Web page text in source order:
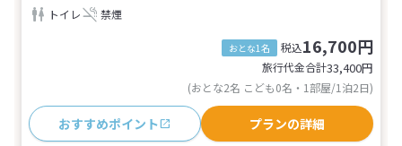
トイレ
禁煙
おとな1名 税込16,700円
旅行代金合計33,400円
(おとな2名 こども0名・1部屋/1泊2日)
おすすめポイント プランの詳細